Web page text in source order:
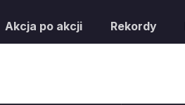
Akcja po akcji Rekordy